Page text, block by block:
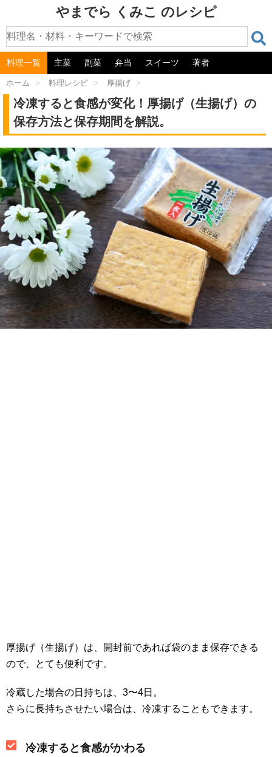
やまでら くみこ のレシピ
料理一覧 主菜 副菜 弁当 スイーツ 著者
ホーム > 料理レシピ > 厚揚げ >
冷凍すると食感が変化！厚揚げ（生揚げ）の
保存方法と保存期間を解説。
厚揚げ（生揚げ）は、開封前であれば袋のまま保存できる
ので、とても便利です。
冷蔵した場合の日持ちは、3〜4日。
さらに長持ちさせたい場合は、冷凍することもできます。
冷凍すると食感がかわる